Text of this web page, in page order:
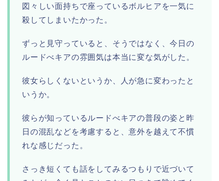
図々しい面持ちで座っているボルヒアを一気に
殺してしまいたかった。
ずっと見守っていると、そうではなく、今日の
ルードべキアの雰囲気は本当に変な気がした。
彼女らしくないというか、人が急に変わったと
いうか。
彼らが知っているルードべキアの普段の姿と昨
日の混乱などを考慮すると、意外を越えて不慣
れな感じだった。
さっき短くても話をしてみるつもりで近づいて